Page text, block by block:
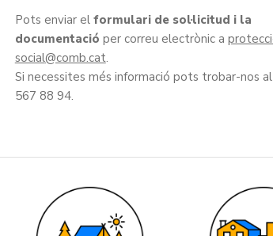
Pots enviar el formulari de sol·licitud i la
documentació per correu electrònic a
social
.
Si necessites més informació pots trobar-nos
567 88 94.